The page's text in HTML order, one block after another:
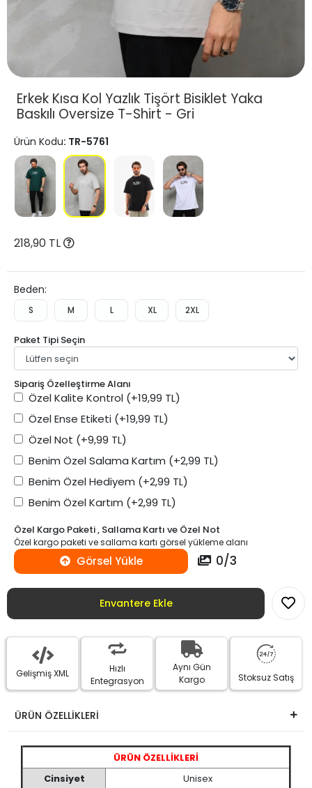
Erkek Kısa Kol Yazlık Tişört Bisiklet Yaka
Baskılı Oversize T-Shirt - Gri
Ürün Kodu: TR-5761
218,90 TL
Beden:
S M L XL 2XL
Paket Tipi Seçin
Sipariş Özelleştirme Alanı
Özel Kalite Kontrol (+19,99 TL)
Özel Ense Etiketi (+19,99 TL)
Özel Not (+9,99 TL)
Benim Özel Salama Kartım (+2,99 TL)
Benim Özel Hediyem (+2,99 TL)
Benim Özel Kartım (+2,99 TL)
Özel Kargo Paketi , Sallama Kartı ve Özel Not
Özel kargo paketi ve sallama kartı görsel yükleme alanı
Görsel Yükle 0/3
Envantere Ekle
Gelişmiş XML
Hızlı
Entegrasyon
Aynı Gün
Kargo
Stoksuz Satış
ÜRÜN ÖZELLİKLERİ
ÜRÜN ÖZELLİKLERİ
Cinsiyet
Unisex